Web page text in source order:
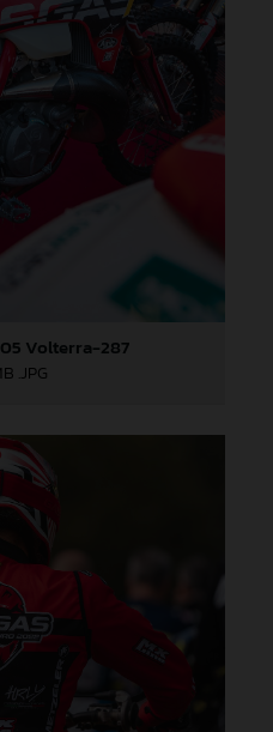
Volterra-287
.JPG